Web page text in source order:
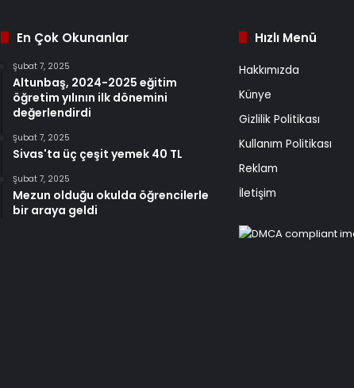
En Çok Okunanlar
Şubat 7, 2025
Altunbaş, 2024-2025 eğitim
öğretim yılının ilk dönemini
değerlendirdi
Şubat 7, 2025
Sivas'ta üç çeşit yemek 40 TL
Şubat 7, 2025
Mezun olduğu okulda öğrencilerle
bir araya geldi
Hızlı Menü
Hakkımızda
Künye
Gizlilik Politikası
Kullanım Politikası
Reklam
İletişim